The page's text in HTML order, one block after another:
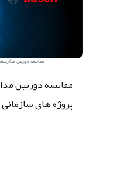
مقایسه دوربین
مقایسه دوربین
پروژه های سازمانی